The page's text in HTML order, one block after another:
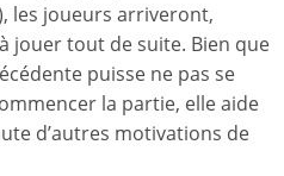
les joueurs arriveront,
jouer tout de suite. Bien que
puisse ne pas se
la partie, elle aide
d’autres motivations de